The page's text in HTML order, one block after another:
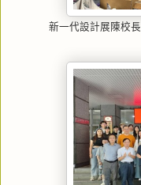
新一代設計展陳校